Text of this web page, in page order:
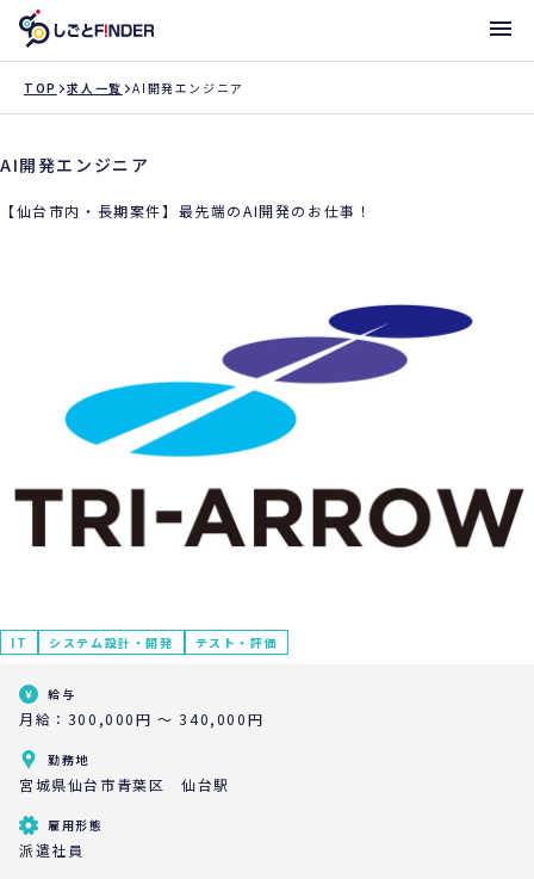
メニ
働き方・サポート体制一覧
TOP 求人一覧 AI開発エンジニア
AI開発エンジニア
【仙台市内・長期案件】最先端のAI開発のお仕事！
IT システム設計・開発 テスト・評価
給与
月給：300,000円 ～ 340,000円
勤務地
宮城県仙台市青葉区 仙台駅
雇用形態
派遣社員